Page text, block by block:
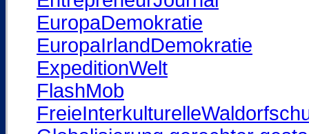
EuropaDemokratie
EuropaIrlandDemokratie
ExpeditionWelt
FlashMob